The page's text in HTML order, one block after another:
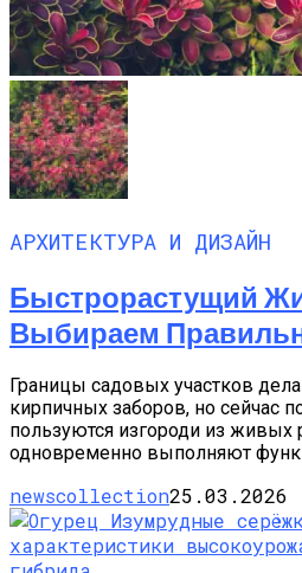
АРХИТЕКТУРА И ДИЗАЙН
Быстрорастущий
Выбираем
Границы садовых участков
кирпичных заборов, но сейчас
пользуются изгороди из живых
одновременно выполняют
newscollection25.03.2026